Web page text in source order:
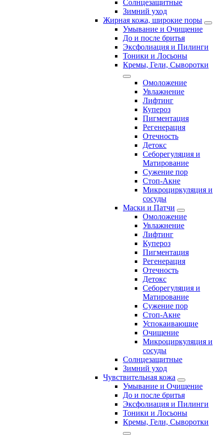
Солнцезащитные
Зимний уход
Жирная кожа, широкие поры
Умывание и Очищение
До и после бритья
Эксфолиация и Пилинги
Тоники и Лосьоны
Кремы, Гели, Сыворотки
Омоложение
Увлажнение
Лифтинг
Купероз
Пигментация
Регенерация
Отечность
Детокс
Себорегуляция и
Матирование
Сужение пор
Стоп-Акне
Микроциркуляция и
сосуды
Маски и Патчи
Омоложение
Увлажнение
Лифтинг
Купероз
Пигментация
Регенерация
Отечность
Детокс
Себорегуляция и
Матирование
Сужение пор
Стоп-Акне
Успокаивающие
Очищение
Микроциркуляция и
сосуды
Солнцезащитные
Зимний уход
Чувствительная кожа
Умывание и Очищение
До и после бритья
Эксфолиация и Пилинги
Тоники и Лосьоны
Кремы, Гели, Сыворотки